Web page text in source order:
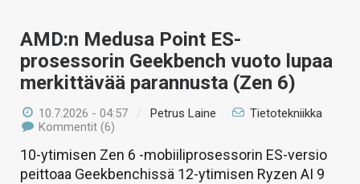
AMD:n Medusa Point ES-
prosessorin Geekbench vuoto lupaa
merkittävää parannusta (Zen 6)
10.7.2026 - 04:57 / Petrus Laine
Tietotekniikka
Kommentit (6)
10-ytimisen Zen 6 -mobiiliprosessorin ES-versio
peittoaa Geekbenchissä 12-ytimisen Ryzen AI 9